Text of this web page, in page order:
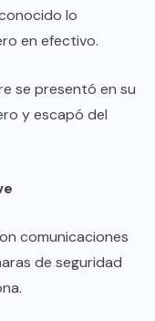
lo
en efectivo.
se presentó en su
y escapó del
comunicaciones
de seguridad